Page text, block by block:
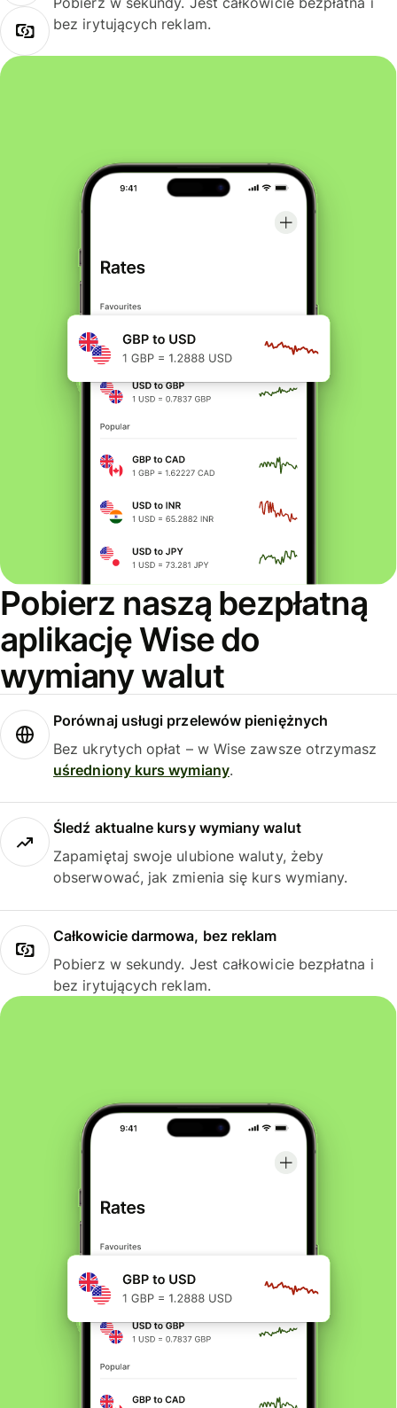
bez irytujących reklam.
Pobierz naszą bezpłatną
aplikację Wise do
wymiany walut
Porównaj usługi przelewów pieniężnych
Bez ukrytych opłat – w Wise zawsze otrzymasz
uśredniony kurs wymiany.
Śledź aktualne kursy wymiany walut
Zapamiętaj swoje ulubione waluty, żeby
obserwować, jak zmienia się kurs wymiany.
Całkowicie darmowa, bez reklam
Pobierz w sekundy. Jest całkowicie bezpłatna i
bez irytujących reklam.